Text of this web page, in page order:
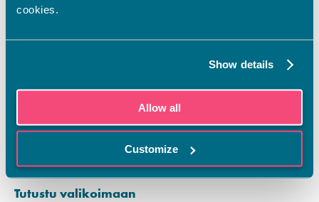
cookies.
Show details
Allow all
Customize
Vamian Infopiste:
Ruutikellarintie 2, 65100 VAASA
Sampo-kampus
Sepänkyläntie 16, 65100 VAASA
Tietosuoja
Saavutettavuusseloste
Tutustu valikoimaan